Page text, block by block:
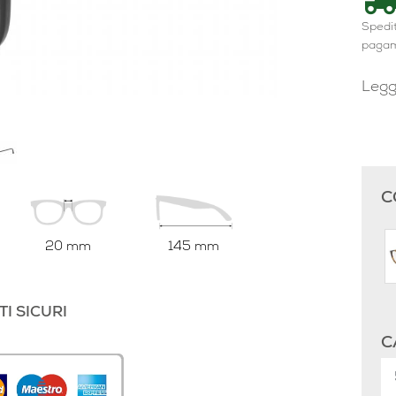
20 mm 145 mm
SICURI